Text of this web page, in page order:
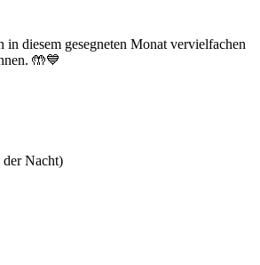
in diesem gesegneten Monat vervielfachen
🤲💙
der Nacht)